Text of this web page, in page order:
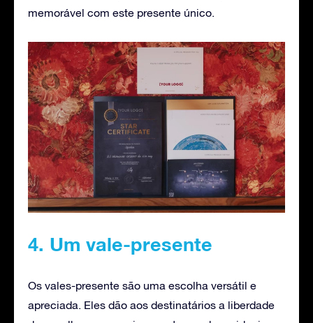
memorável com este presente único.
4. Um vale-presente
Os vales-presente são uma escolha versátil e
apreciada. Eles dão aos destinatários a liberdade